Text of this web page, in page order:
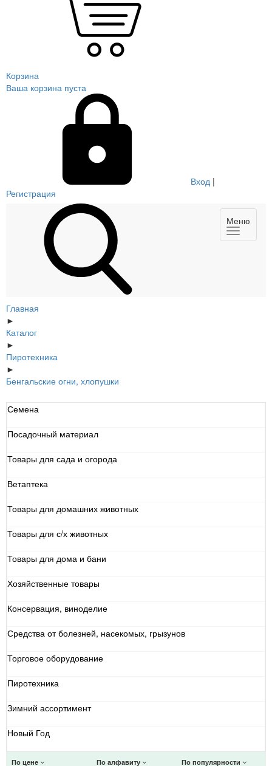
Корзина
Ваша корзина пуста
Вход |
Регистрация
Меню
Главная
►
Каталог
►
Пиротехника
►
Бенгальские огни, хлопушки
Семена
Посадочный материал
Товары для сада и огорода
Ветаптека
Товары для домашних животных
Товары для с/х животных
Товары для дома и бани
Хозяйственные товары
Консервация, виноделие
Средства от болезней, насекомых, грызунов
Торговое оборудование
Пиротехника
Зимний ассортимент
Новый Год
По цене По алфавиту По популярности